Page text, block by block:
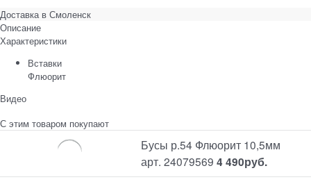
Доставка в Смоленск
Описание
Характеристики
Вставки
Флюорит
Видео
С этим товаром покупают
Бусы р.54 Флюорит 10,5мм
арт. 24079569 4 490руб.